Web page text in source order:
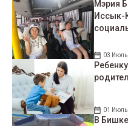
Мэрия
Иссык-
03 Июль
01 Июль
В